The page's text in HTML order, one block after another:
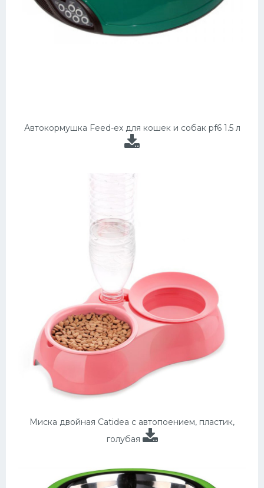
Автокормушка Feed-ex для кошек и собак pf6 1.5 л
Миска двойная Catidea с автопоением, пластик,
голубая